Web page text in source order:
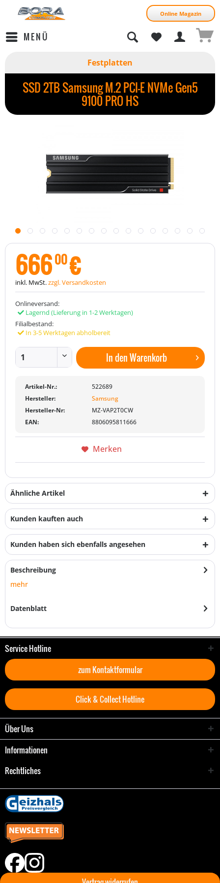
Online Magazin
MENÜ
Festplatten
SSD 2TB Samsung M.2 PCI-E NVMe Gen5
9100 PRO HS
66600€
inkl. MwSt.zzgl. Versandkosten
Onlineversand:
Lagernd (Lieferung in 1-2 Werktagen)
Filialbestand:
In 3-5 Werktagen abholbereit
In denWarenkorb
Artikel-Nr.:
522689
Hersteller:
Samsung
Hersteller-Nr:
MZ-VAP2T0CW
EAN:
8806095811666
Merken
Ähnliche Artikel
Kunden kauften auch
Kunden haben sich ebenfalls angesehen
Beschreibung
mehr
Datenblatt
Service Hotline
zum Kontaktformular
Click & Collect Hotline
Über Uns
Informationen
Rechtliches